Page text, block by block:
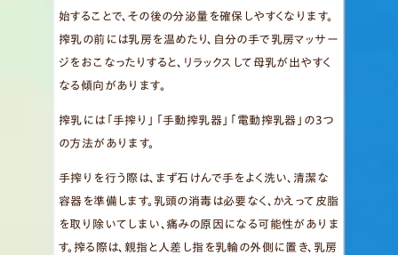
始することで、その後の分泌量を確保しやすくなります。
搾乳の前には乳房を温めたり、自分の手で乳房マッサー
ジをおこなったりすると、リラックスして母乳が出やすく
なる傾向があります。
搾乳には「手搾り」「手動搾乳器」「電動搾乳器」の3つ
の方法があります。
手搾りを行う際は、まず石けんで手をよく洗い、清潔な
容器を準備します。乳頭の消毒は必要なく、かえって皮脂
を取り除いてしまい、痛みの原因になる可能性がありま
す。搾る際は、親指と人差し指を乳輪の外側に置き、乳房